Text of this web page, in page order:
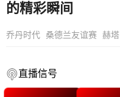
的精彩瞬间
乔丹时代 桑德兰友谊赛 赫塔
直播信号